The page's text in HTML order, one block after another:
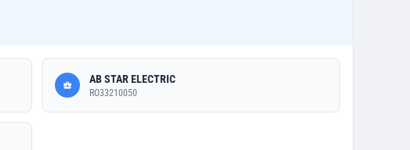
AB STAR ELECTRIC
RO33210050